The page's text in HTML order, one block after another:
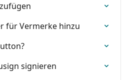
für Vermerke hinzu
signieren